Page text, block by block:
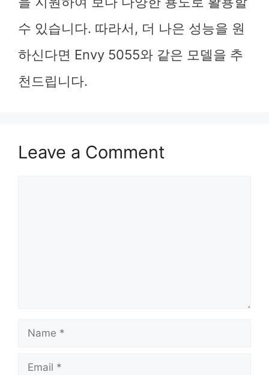
수 있습니다. 따라서, 더 나은 성능을 원
하신다면 Envy 5055와 같은 모델을 추
천드립니다.
Leave a Comment
Name
Email